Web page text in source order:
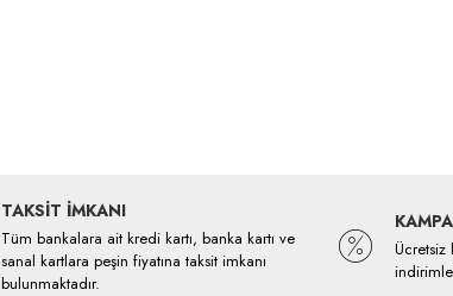
TAKSİT İMKANI
Tüm bankalara ait kredi kartı, banka kartı ve
sanal kartlara peşin fiyatına taksit imkanı
bulunmaktadır.
Ücretsiz